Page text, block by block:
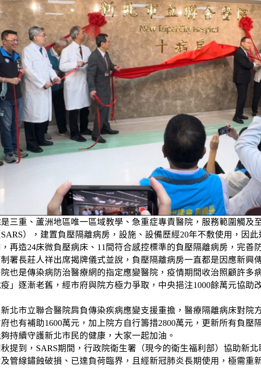
三重、蘆洲地區唯一區域教學、急重症專責醫院，服務範圍觸及
），建置負壓隔離病房，設施、設備歷經20年不敷使用，因
再造24床微負壓病床、11間符合感控標準的負壓隔離病房，完善
署長莊人祥出席揭牌儀式並說，負壓隔離病房一直都是因應新興
也是傳染病防治醫療網的指定應變醫院，疫情期間收治照顧許多
」逐漸老舊，經市府與院方極力爭取，中央挹注1000餘萬元協助
北市立聯合醫院肩負傳染疾病應變支援重擔，醫療隔離病床對院
也有補助1600萬元，加上院方自行籌措2800萬元，更新所有負壓
持續守護新北市民的健康，大家一起加油。
提到，SARS期間，行政院衛生署（現今的衛生福利部）協助新
管線鏽蝕破損、已達負荷臨界，且經新冠肺炎長期使用，極需重